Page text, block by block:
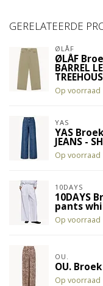
GERELATEERDE
ØLÅF
ØLÅF
BARREL
Op voorraad
YAS
YAS
JEANS -
Op voorraad
10DAYS
10DAYS
pants
Op voorraad
OU.
OU.
Op voorraad